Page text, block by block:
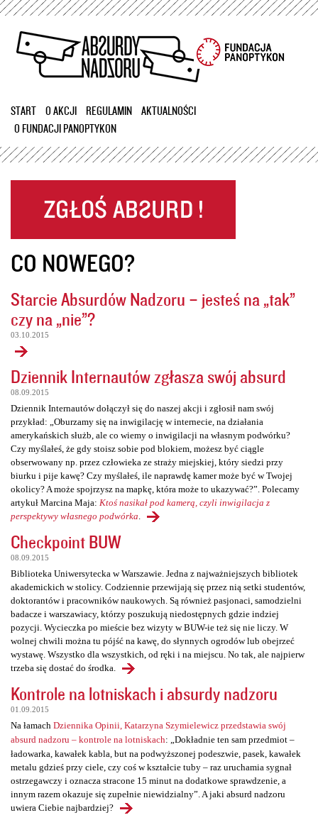
Przejdź
treści
START O AKCJI REGULAMIN
AKTUALNOŚCI
O FUNDACJI PANOPTYKON
CO NOWEGO?
Starcie Absurdów Nadzoru – jesteś na „tak”
czy na „nie”?
03.10.2015
Dziennik Internautów zgłasza swój absurd
08.09.2015
Dziennik Internautów dołączył się do naszej akcji i zgłosił nam swój
przykład: „Oburzamy się na inwigilację w internecie, na działania
amerykańskich służb, ale co wiemy o inwigilacji na własnym podwórku?
Czy myślałeś, że gdy stoisz sobie pod blokiem, możesz być ciągle
obserwowany np. przez człowieka ze straży miejskiej, który siedzi przy
biurku i pije kawę? Czy myślałeś, ile naprawdę kamer może być w Twojej
okolicy? A może spojrzysz na mapkę, która może to ukazywać?”. Polecamy
artykuł Marcina Maja: Ktoś nasikał pod kamerą, czyli inwigilacja z
perspektywy własnego podwórka
Checkpoint BUW
08.09.2015
Biblioteka Uniwersytecka w Warszawie. Jedna z najważniejszych bibliotek
akademickich w stolicy. Codziennie przewijają się przez nią setki studentów,
doktorantów i pracowników naukowych. Są również pasjonaci, samodzielni
badacze i warszawiacy, którzy poszukują niedostępnych gdzie indziej
pozycji. Wycieczka po mieście bez wizyty w BUW-ie też się nie liczy. W
wolnej chwili można tu pójść na kawę, do słynnych ogrodów lub obejrzeć
wystawę. Wszystko dla wszystkich, od ręki i na miejscu. No tak, ale najpierw
trzeba się dostać do środka.
Kontrole na lotniskach i absurdy nadzoru
01.09.2015
Na łamach Dziennika Opinii, Katarzyna Szymielewicz przedstawia swój
absurd nadzoru – kontrole na lotniskach: „Dokładnie ten sam przedmiot –
ładowarka, kawałek kabla, but na podwyższonej podeszwie, pasek, kawałek
metalu gdzieś przy ciele, czy coś w kształcie tuby – raz uruchamia sygnał
ostrzegawczy i oznacza stracone 15 minut na dodatkowe sprawdzenie, a
innym razem okazuje się zupełnie niewidzialny”. A jaki absurd nadzoru
uwiera Ciebie najbardziej?